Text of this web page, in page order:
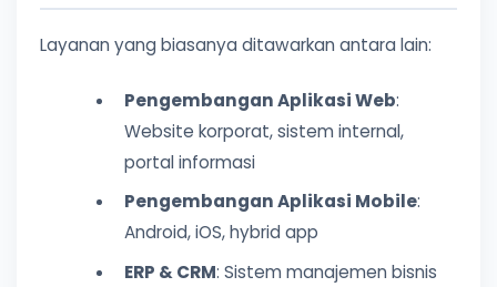
Layanan yang biasanya ditawarkan antara lain:
Pengembangan Aplikasi Web:
Website korporat, sistem internal,
portal informasi
Pengembangan Aplikasi Mobile:
Android, iOS, hybrid app
ERP & CRM: Sistem manajemen bisnis